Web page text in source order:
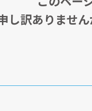
し訳ありませ